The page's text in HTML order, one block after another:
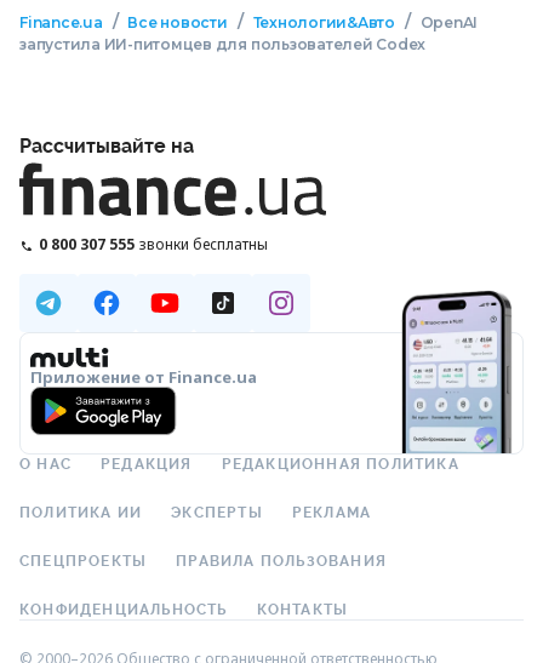
Finance.ua / Все новости / Технологии&Авто /
OpenAI
запустила ИИ-питомцев для пользователей Codex
Рассчитывайте на
0 800 307 555 звонки бесплатны
Приложение от Finance.ua
О НАС РЕДАКЦИЯ РЕДАКЦИОННАЯ ПОЛИТИКА
ПОЛИТИКА ИИ ЭКСПЕРТЫ РЕКЛАМА
СПЕЦПРОЕКТЫ ПРАВИЛА ПОЛЬЗОВАНИЯ
КОНФИДЕНЦИАЛЬНОСТЬ КОНТАКТЫ